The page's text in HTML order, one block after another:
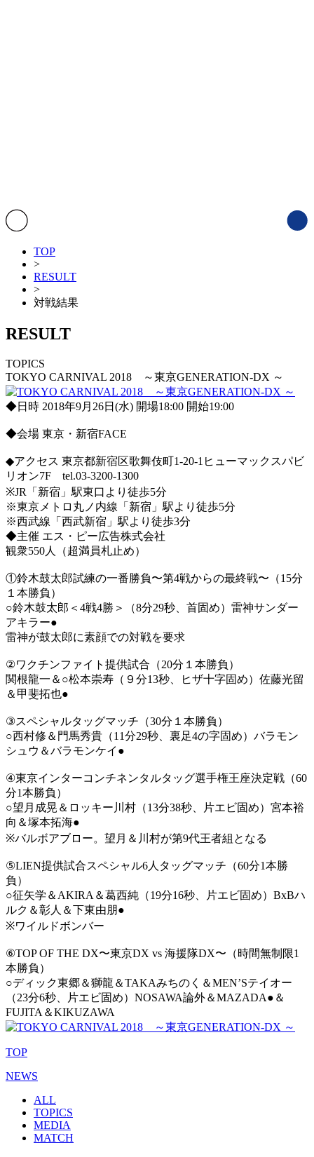
TOP
>
RESULT
>
対戦結果
RESULT
TOPICS
TOKYO CARNIVAL 2018 ～東京GENERATION‐DX ～
◆日時 2018年9月26日(水) 開場18:00 開始19:00
◆会場 東京・新宿FACE
◆アクセス 東京都新宿区歌舞伎町1-20-1ヒューマックスパビ
リオン7F tel.03-3200-1300
※JR「新宿」駅東口より徒歩5分
※東京メトロ丸ノ内線「新宿」駅より徒歩5分
※西武線「西武新宿」駅より徒歩3分
◆主催 エス・ピー広告株式会社
観衆550人（超満員札止め）
①鈴木鼓太郎試練の一番勝負〜第4戦からの最終戦〜（15分
１本勝負）
○鈴木鼓太郎＜4戦4勝＞（8分29秒、首固め）雷神サンダー
アキラー●
雷神が鼓太郎に素顔での対戦を要求
②ワクチンファイト提供試合（20分１本勝負）
関根龍一＆○松本崇寿（９分13秒、ヒザ十字固め）佐藤光留
＆甲斐拓也●
③スペシャルタッグマッチ（30分１本勝負）
○西村修＆門馬秀貴（11分29秒、裏足4の字固め）バラモン
シュウ＆バラモンケイ●
④東京インターコンチネンタルタッグ選手権王座決定戦（60
分1本勝負）
○望月成晃＆ロッキー川村（13分38秒、片エビ固め）宮本裕
向＆塚本拓海●
※バルボアブロー。望月＆川村が第9代王者組となる
⑤LIEN提供試合スペシャル6人タッグマッチ（60分1本勝
負）
○征矢学＆AKIRA＆葛西純（19分16秒、片エビ固め）BxBハ
ルク＆彰人＆下東由朋●
※ワイルドボンバー
⑥TOP OF THE DX〜東京DX vs 海援隊DX〜（時間無制限1
本勝負）
○ディック東郷＆獅龍＆TAKAみちのく＆MEN’Sテイオー
（23分6秒、片エビ固め）NOSAWA論外＆MAZADA●＆
FUJITA＆KIKUZAWA
TOP
NEWS
ALL
TOPICS
MEDIA
MATCH